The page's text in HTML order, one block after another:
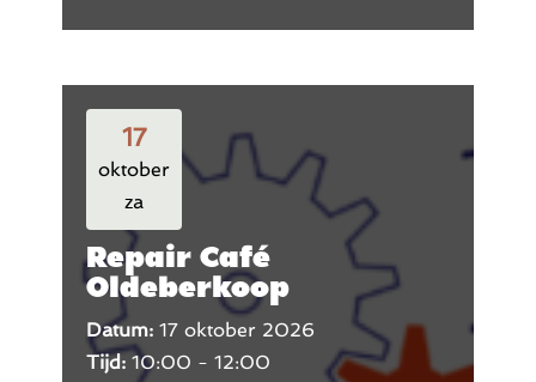
17
oktober
za
Repair Café
Oldeberkoop
Datum: 17 oktober 2026
Tijd: 10:00 - 12:00